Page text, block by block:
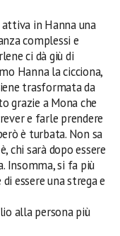
in Hanna una
complessi e
ci dà giù di
Hanna la cicciona,
trasformata da
grazie a Mona che
e farle prendere
è turbata. Non sa
chi sarà dopo essere
Insomma, si fa più
essere una strega e
alla persona più